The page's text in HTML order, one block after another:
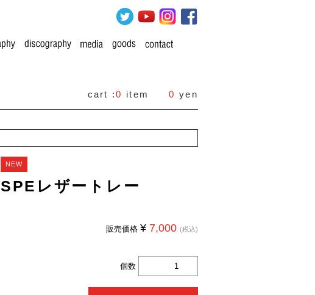
cart :0 item 0 yen
NEW
SPEレザートレー
販売価格 ¥ 7,000 (税込)
個数